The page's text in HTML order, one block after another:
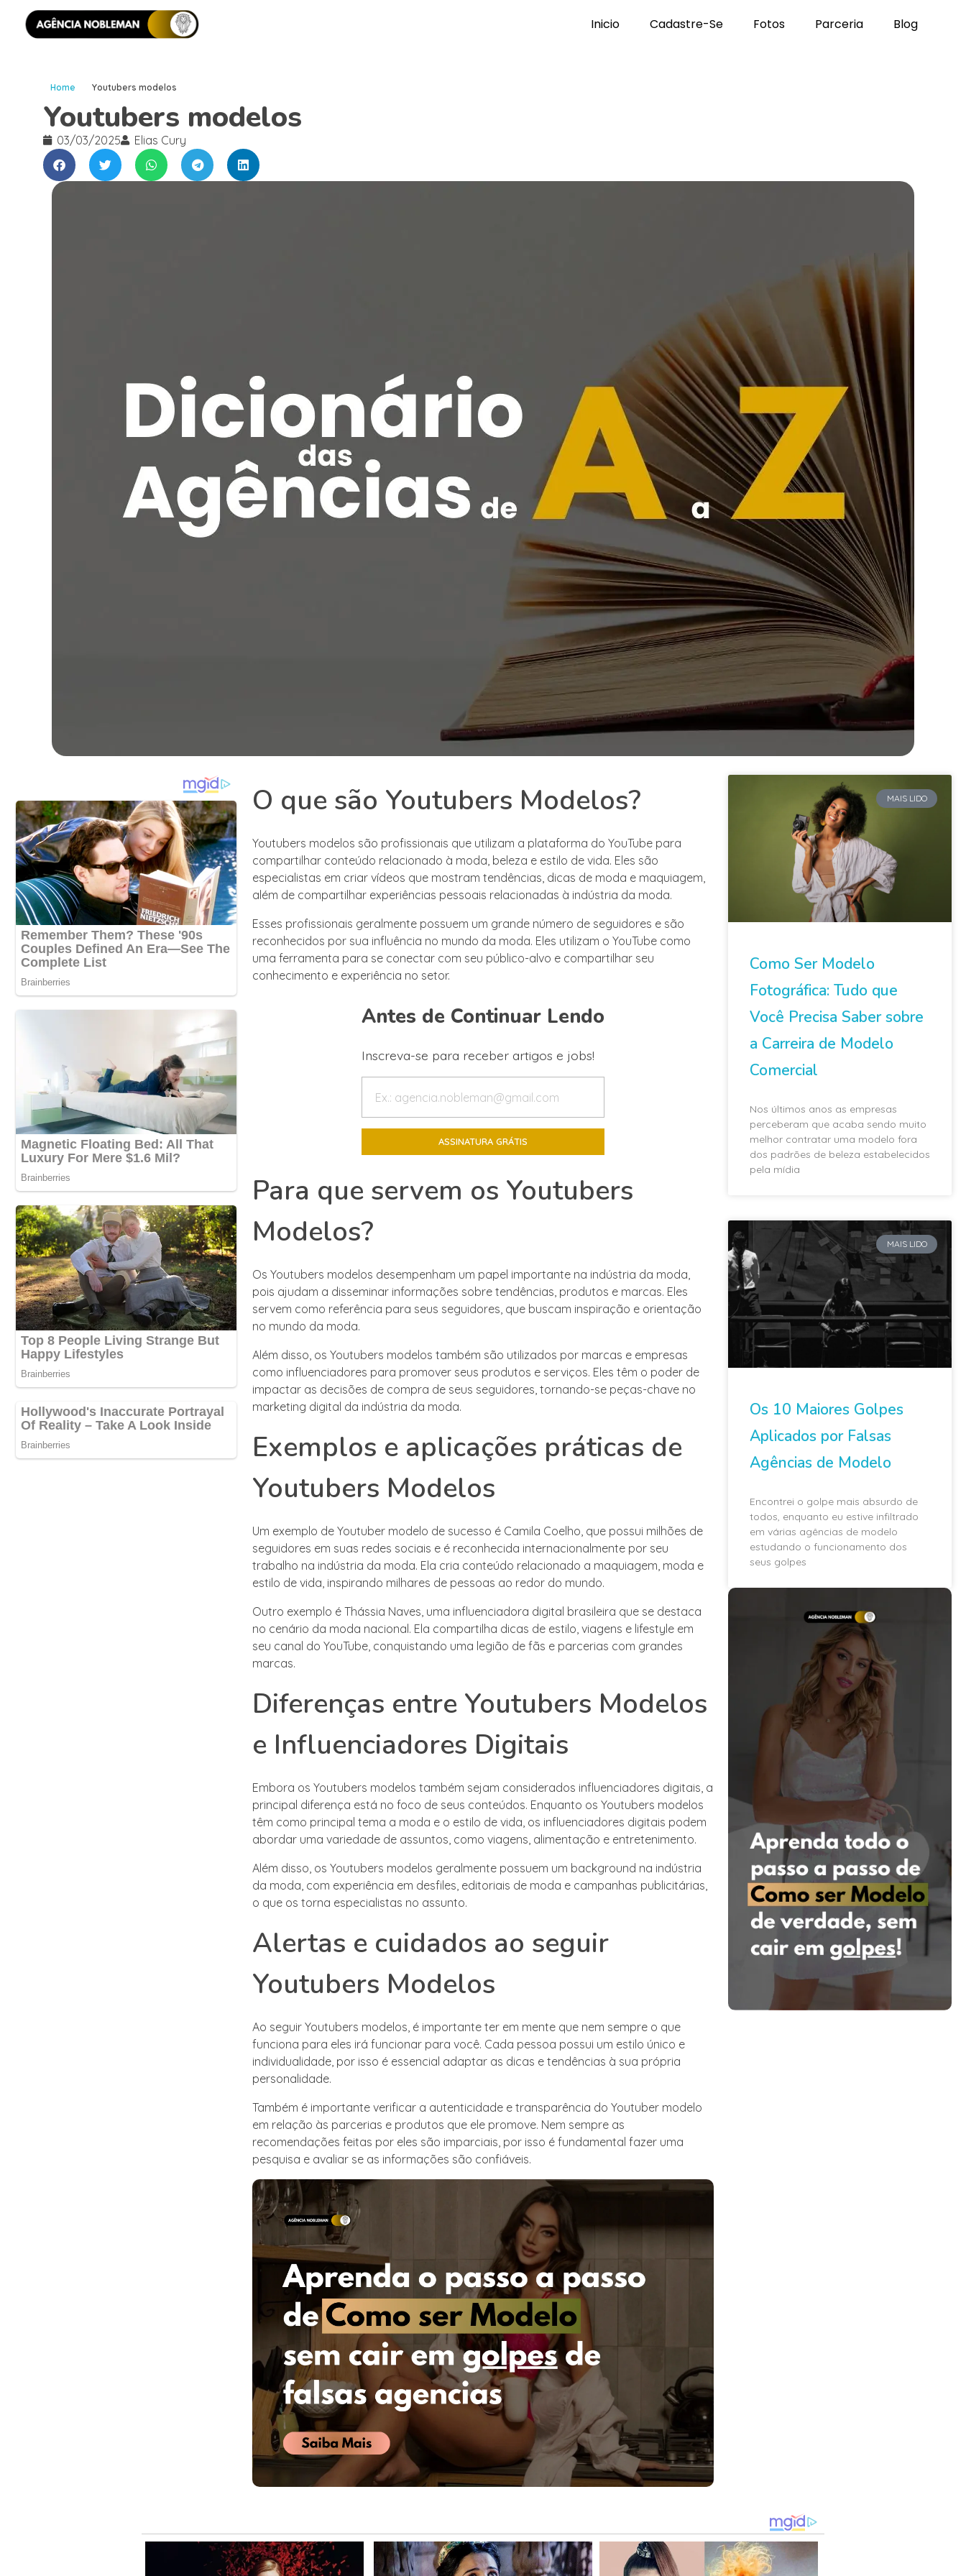
Inicio Cadastre-Se Fotos Parceria Blog
Home Youtubers modelos
Youtubers modelos
03/03/2025 Elias Cury
O que são Youtubers Modelos?
Youtubers modelos são profissionais que utilizam a plataforma do YouTube para
compartilhar conteúdo relacionado à moda, beleza e estilo de vida. Eles são
especialistas em criar vídeos que mostram tendências, dicas de moda e maquiagem,
além de compartilhar experiências pessoais relacionadas à indústria da moda.
Esses profissionais geralmente possuem um grande número de seguidores e são
reconhecidos por sua influência no mundo da moda. Eles utilizam o YouTube como
uma ferramenta para se conectar com seu público-alvo e compartilhar seu
conhecimento e experiência no setor.
Antes de Continuar Lendo
Inscreva-se para receber artigos e jobs!
Para que servem os Youtubers
Modelos?
Os Youtubers modelos desempenham um papel importante na indústria da moda,
pois ajudam a disseminar informações sobre tendências, produtos e marcas. Eles
servem como referência para seus seguidores, que buscam inspiração e orientação
no mundo da moda.
Além disso, os Youtubers modelos também são utilizados por marcas e empresas
como influenciadores para promover seus produtos e serviços. Eles têm o poder de
impactar as decisões de compra de seus seguidores, tornando-se peças-chave no
marketing digital da indústria da moda.
Exemplos e aplicações práticas de
Youtubers Modelos
Um exemplo de Youtuber modelo de sucesso é Camila Coelho, que possui milhões de
seguidores em suas redes sociais e é reconhecida internacionalmente por seu
trabalho na indústria da moda. Ela cria conteúdo relacionado a maquiagem, moda e
estilo de vida, inspirando milhares de pessoas ao redor do mundo.
Outro exemplo é Thássia Naves, uma influenciadora digital brasileira que se destaca
no cenário da moda nacional. Ela compartilha dicas de estilo, viagens e lifestyle em
seu canal do YouTube, conquistando uma legião de fãs e parcerias com grandes
marcas.
Diferenças entre Youtubers Modelos
e Influenciadores Digitais
Embora os Youtubers modelos também sejam considerados influenciadores digitais, a
principal diferença está no foco de seus conteúdos. Enquanto os Youtubers modelos
têm como principal tema a moda e o estilo de vida, os influenciadores digitais podem
abordar uma variedade de assuntos, como viagens, alimentação e entretenimento.
Além disso, os Youtubers modelos geralmente possuem um background na indústria
da moda, com experiência em desfiles, editoriais de moda e campanhas publicitárias,
o que os torna especialistas no assunto.
Alertas e cuidados ao seguir
Youtubers Modelos
Ao seguir Youtubers modelos, é importante ter em mente que nem sempre o que
funciona para eles irá funcionar para você. Cada pessoa possui um estilo único e
individualidade, por isso é essencial adaptar as dicas e tendências à sua própria
personalidade.
Também é importante verificar a autenticidade e transparência do Youtuber modelo
em relação às parcerias e produtos que ele promove. Nem sempre as
recomendações feitas por eles são imparciais, por isso é fundamental fazer uma
pesquisa e avaliar se as informações são confiáveis.
MAIS LIDO
Como Ser Modelo
Fotográfica: Tudo que
Você Precisa Saber sobre
a Carreira de Modelo
Comercial
Nos últimos anos as empresas
perceberam que acaba sendo muito
melhor contratar uma modelo fora
dos padrões de beleza estabelecidos
pela mídia
MAIS LIDO
Os 10 Maiores Golpes
Aplicados por Falsas
Agências de Modelo
Encontrei o golpe mais absurdo de
todos, enquanto eu estive infiltrado
em várias agências de modelo
estudando o funcionamento dos
seus golpes